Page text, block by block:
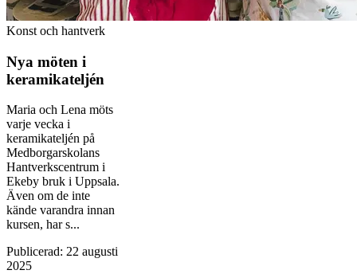
Konst och hantverk
Nya möten i
keramikateljén
Maria och Lena möts
varje vecka i
keramikateljén på
Medborgarskolans
Hantverkscentrum i
Ekeby bruk i Uppsala.
Även om de inte
kände varandra innan
kursen, har s...
Publicerad: 22 augusti
2025